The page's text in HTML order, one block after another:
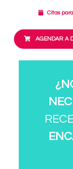
Citas
AGENDAR A